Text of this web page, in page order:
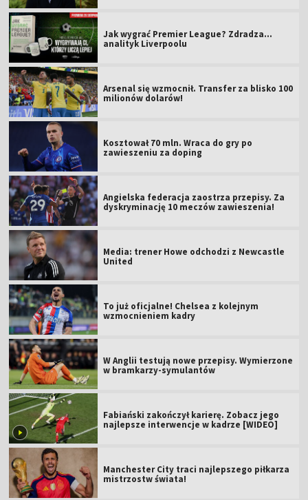
Jak wygrać Premier League? Zdradza...
analityk Liverpoolu
Arsenal się wzmocnił. Transfer za blisko 100
milionów dolarów!
Kosztował 70 mln. Wraca do gry po
zawieszeniu za doping
Angielska federacja zaostrza przepisy. Za
dyskryminację 10 meczów zawieszenia!
Media: trener Howe odchodzi z Newcastle
United
To już oficjalne! Chelsea z kolejnym
wzmocnieniem kadry
W Anglii testują nowe przepisy. Wymierzone
w bramkarzy-symulantów
Fabiański zakończył karierę. Zobacz jego
najlepsze interwencje w kadrze [WIDEO]
Manchester City traci najlepszego piłkarza
mistrzostw świata!